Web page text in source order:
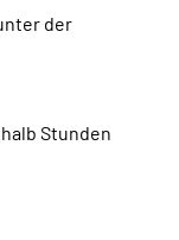
der
Stunden